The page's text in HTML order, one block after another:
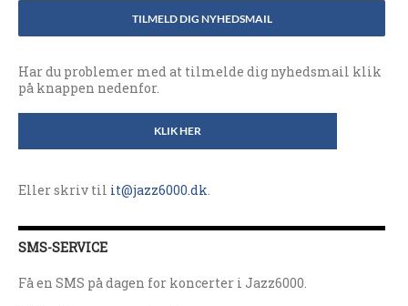
TILMELD DIG NYHEDSMAIL
Har du problemer med at tilmelde dig nyhedsmail klik
på knappen nedenfor.
KLIK HER
Eller skriv til it@jazz6000.dk.
SMS-SERVICE
Få en SMS på dagen for koncerter i Jazz6000.